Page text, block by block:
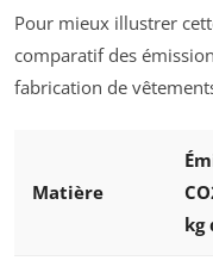
Pour mieux illustrer
comparatif des
fabrication de
Matière
kg